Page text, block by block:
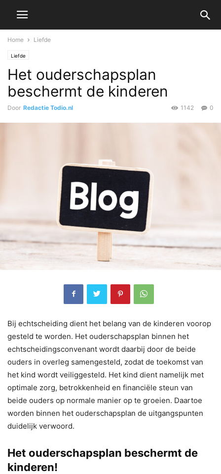
Home Liefde
Liefde
Het ouderschapsplan
beschermt de kinderen
Door Redactie Todio.nl 0
1142
Bij echtscheiding dient het belang van de kinderen voorop
gesteld te worden. Het ouderschapsplan binnen het
echtscheidingsconvenant wordt daarbij door de beide
ouders in overleg samengesteld, zodat de toekomst van
het kind wordt veiliggesteld. Het kind dient namelijk met
optimale zorg, betrokkenheid en financiële steun van
beide ouders op normale manier op te groeien. Daartoe
worden binnen het ouderschapsplan de uitgangspunten
duidelijk verwoord.
Het ouderschapsplan beschermt de
kinderen!